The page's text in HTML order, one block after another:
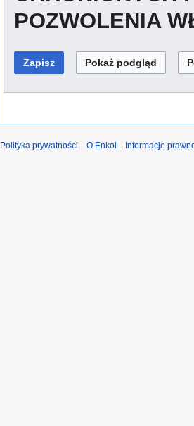
POZWOLENIA
Polityka prywatności O Enkol Informacje